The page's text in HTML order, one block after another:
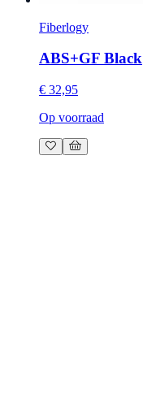
Fiberlogy
ABS+GF Black
€ 32,95
Op voorraad